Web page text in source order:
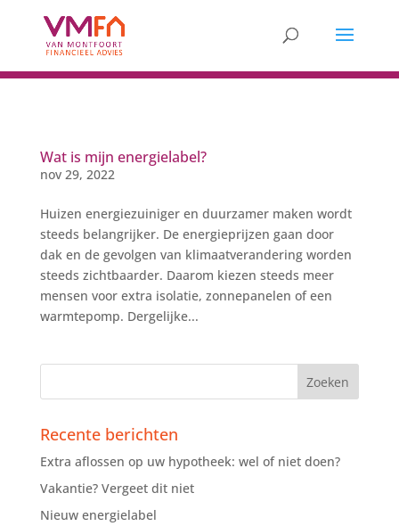
Wat is mijn energielabel?
nov 29, 2022
Huizen energiezuiniger en duurzamer maken wordt
steeds belangrijker. De energieprijzen gaan door
dak en de gevolgen van klimaatverandering worden
steeds zichtbaarder. Daarom kiezen steeds meer
mensen voor extra isolatie, zonnepanelen of een
warmtepomp. Dergelijke...
Recente berichten
Extra aflossen op uw hypotheek: wel of niet doen?
Vakantie? Vergeet dit niet
Nieuw energielabel